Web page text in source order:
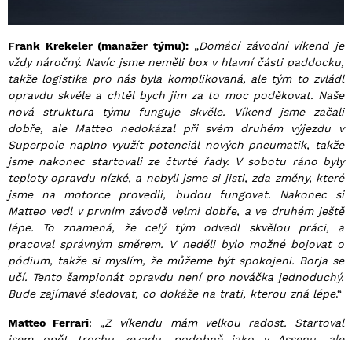
Frank Krekeler (manažer týmu): „Domácí závodní víkend je
vždy náročný. Navíc jsme neměli box v hlavní části paddocku,
takže logistika pro nás byla komplikovaná, ale tým to zvládl
opravdu skvěle a chtěl bych jim za to moc poděkovat. Naše
nová struktura týmu funguje skvěle. Víkend jsme začali
dobře, ale Matteo nedokázal při svém druhém výjezdu v
Superpole naplno využít potenciál nových pneumatik, takže
jsme nakonec startovali ze čtvrté řady. V sobotu ráno byly
teploty opravdu nízké, a nebyli jsme si jisti, zda změny, které
jsme na motorce provedli, budou fungovat. Nakonec si
Matteo vedl v prvním závodě velmi dobře, a ve druhém ještě
lépe. To znamená, že celý tým odvedl skvělou práci, a
pracoval správným směrem. V neděli bylo možné bojovat o
pódium, takže si myslím, že můžeme být spokojeni. Borja se
učí. Tento šampionát opravdu není pro nováčka jednoduchý.
Bude zajímavé sledovat, co dokáže na trati, kterou zná lépe.“
Matteo Ferrari: „Z víkendu mám velkou radost. Startoval